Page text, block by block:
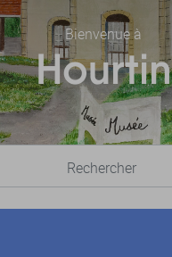
Bienvenue à
Hourtin